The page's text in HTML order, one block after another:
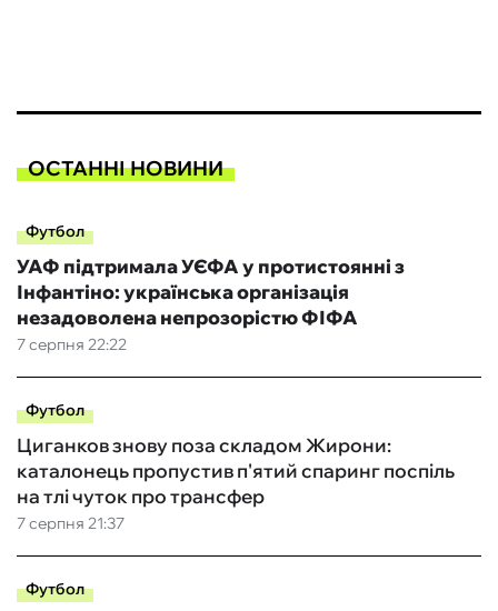
ОСТАННІ НОВИНИ
Футбол
7 серпня 22:22
УАФ підтримала УЄФА у протистоянні з
Інфантіно: українська організація
незадоволена непрозорістю ФІФА
Футбол
7 серпня 21:37
Циганков знову поза складом Жирони:
каталонець пропустив п'ятий спаринг поспіль
на тлі чуток про трансфер
Футбол